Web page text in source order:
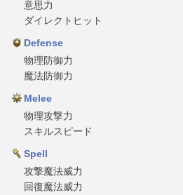
意思力
ダイレクトヒット
Defense
物理防御力
魔法防御力
Melee
物理攻撃力
スキルスピード
Spell
攻撃魔法威力
回復魔法威力